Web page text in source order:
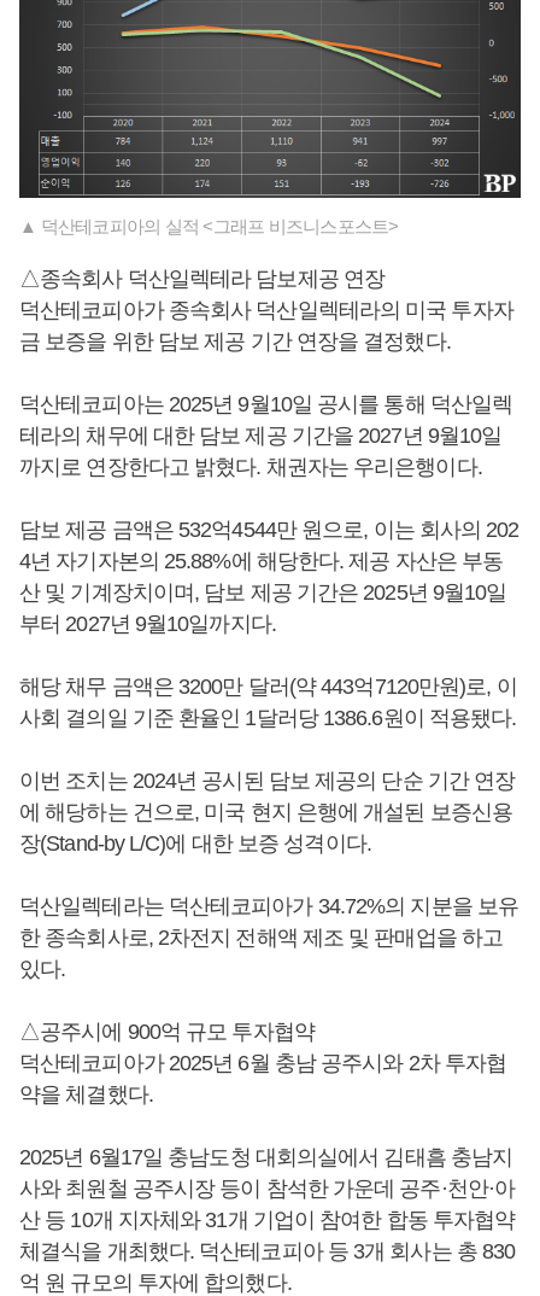
▲ 덕산테코피아의 실적 <그래프 비즈니스포스트>
△종속회사 덕산일렉테라 담보제공 연장
덕산테코피아가 종속회사 덕산일렉테라의 미국 투자자
금 보증을 위한 담보 제공 기간 연장을 결정했다.
덕산테코피아는 2025년 9월10일 공시를 통해 덕산일렉
테라의 채무에 대한 담보 제공 기간을 2027년 9월10일
까지로 연장한다고 밝혔다. 채권자는 우리은행이다.
담보 제공 금액은 532억4544만 원으로, 이는 회사의 202
4년 자기자본의 25.88%에 해당한다. 제공 자산은 부동
산 및 기계장치이며, 담보 제공 기간은 2025년 9월10일
부터 2027년 9월10일까지다.
해당 채무 금액은 3200만 달러(약 443억7120만원)로, 이
사회 결의일 기준 환율인 1달러당 1386.6원이 적용됐다.
이번 조치는 2024년 공시된 담보 제공의 단순 기간 연장
에 해당하는 건으로, 미국 현지 은행에 개설된 보증신용
장(Stand-by L/C)에 대한 보증 성격이다.
덕산일렉테라는 덕산테코피아가 34.72%의 지분을 보유
한 종속회사로, 2차전지 전해액 제조 및 판매업을 하고
있다.
△공주시에 900억 규모 투자협약
덕산테코피아가 2025년 6월 충남 공주시와 2차 투자협
약을 체결했다.
2025년 6월17일 충남도청 대회의실에서 김태흠 충남지
사와 최원철 공주시장 등이 참석한 가운데 공주·천안·아
산 등 10개 지자체와 31개 기업이 참여한 합동 투자협약
체결식을 개최했다. 덕산테코피아 등 3개 회사는 총 830
억 원 규모의 투자에 합의했다.